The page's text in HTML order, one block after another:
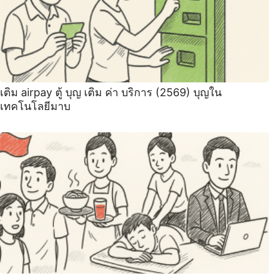
เติม airpay ตู้ บุญ เติม ค่า บริการ (2569) บุญใน
เทคโนโลยีมาบ